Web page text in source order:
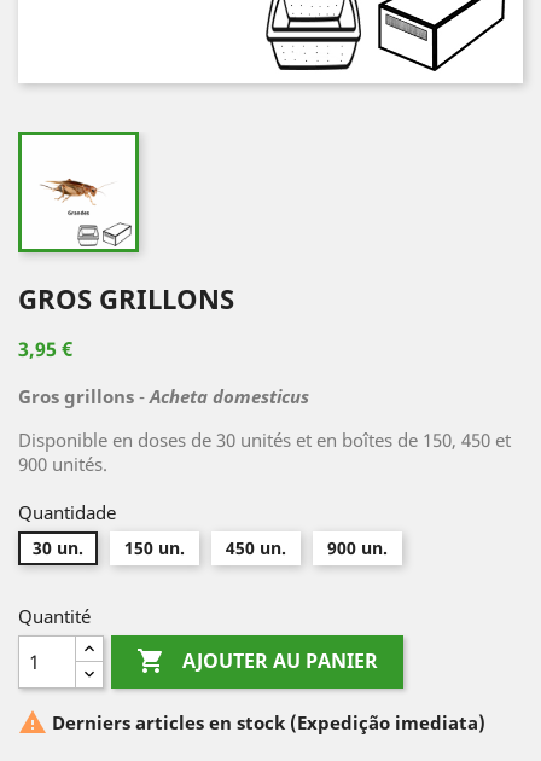
GROS GRILLONS
3,95 €
Gros grillons -Acheta domesticus
Disponible en doses de 30 unités et en boîtes de 150, 450 et
900 unités.
Quantidade
30 un. 150 un. 450 un. 900 un.
Quantité
 AJOUTER AU PANIER
 Derniers articles en stock (Expedição imediata)